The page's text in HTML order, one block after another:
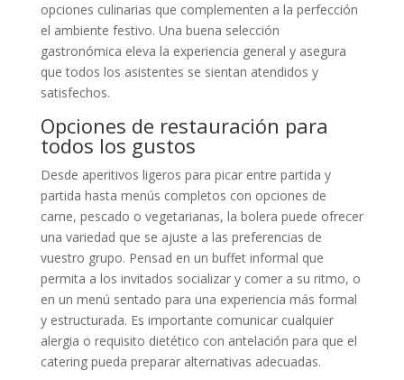
opciones culinarias que complementen a la perfección
el ambiente festivo. Una buena selección
gastronómica eleva la experiencia general y asegura
que todos los asistentes se sientan atendidos y
satisfechos.
Opciones de restauración para
todos los gustos
Desde aperitivos ligeros para picar entre partida y
partida hasta menús completos con opciones de
carne, pescado o vegetarianas, la bolera puede ofrecer
una variedad que se ajuste a las preferencias de
vuestro grupo. Pensad en un buffet informal que
permita a los invitados socializar y comer a su ritmo, o
en un menú sentado para una experiencia más formal
y estructurada. Es importante comunicar cualquier
alergia o requisito dietético con antelación para que el
catering pueda preparar alternativas adecuadas.